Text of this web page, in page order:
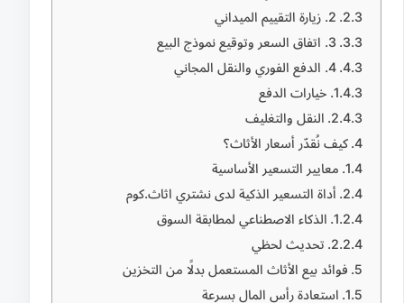
2. زيارة التقييم الميداني
3. اتفاق السعر وتوقيع نموذج البيع
4. الدفع الفوري والنقل المجاني
خيارات الدفع
النقل والتغليف
كيف نُقدّر أسعار الأثاث؟
معايير التسعير الأساسية
أداة التسعير الذكية لدى نشتري اثاث.كوم
الذكاء الاصطناعي لمطابقة السوق
تحديث لحظي
فوائد بيع الأثاث المستعمل بدلًا من التخزين
استعادة رأس المال بسرعة